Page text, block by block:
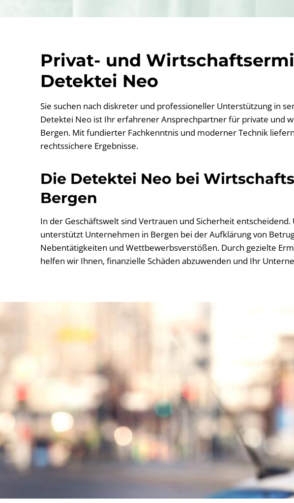
Privat- und
Detektei Neo
Sie suchen nach diskreter und professioneller Unterstützung in
Detektei Neo ist Ihr erfahrener Ansprechpartner für private und
Bergen. Mit fundierter Fachkenntnis und moderner Technik
rechtssichere Ergebnisse.
Die Detektei Neo bei
Bergen
In der Geschäftswelt sind Vertrauen und Sicherheit
unterstützt Unternehmen in Bergen bei der Aufklärung von
Nebentätigkeiten und Wettbewerbsverstößen. Durch gezielte
helfen wir Ihnen, finanzielle Schäden abzuwenden und Ihr